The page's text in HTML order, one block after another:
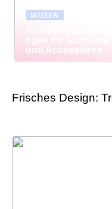
WISSEN
ngen für Schmuck
und Accessoires
Frisches Design: